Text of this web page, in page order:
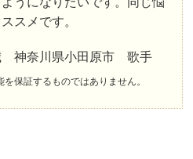
スメです。
神奈川県小田原市 歌手
保証するものではありません。